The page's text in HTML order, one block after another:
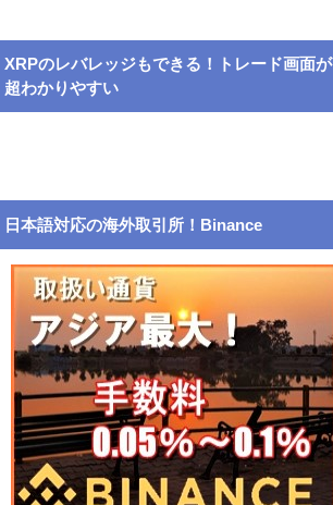
XRPのレバレッジもできる！トレード画面が
超わかりやすい
日本語対応の海外取引所！Binance